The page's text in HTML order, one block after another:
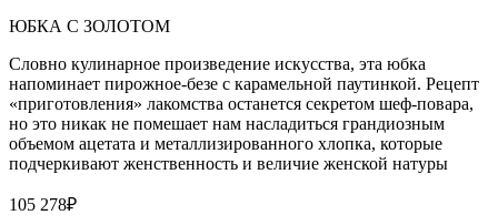
ЮБКА С ЗОЛОТОМ
Словно кулинарное произведение искусства, эта юбка
напоминает пирожное-безе с карамельной паутинкой. Рецепт
«приготовления» лакомства останется секретом шеф-повара,
но это никак не помешает нам насладиться грандиозным
объемом ацетата и металлизированного хлопка, которые
подчеркивают женственность и величие женской натуры
105 278₽